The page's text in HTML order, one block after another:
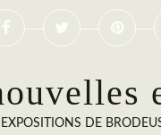
EXPOSITIONS DE